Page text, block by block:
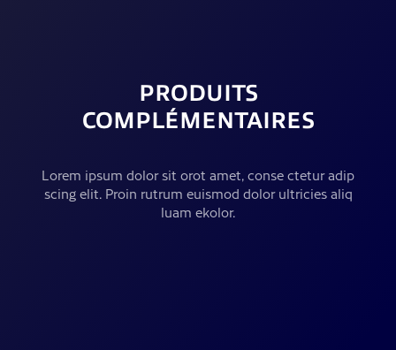
PRODUITS
COMPLÉMENTAIRES
Lorem ipsum dolor sit orot amet, conse ctetur adip
scing elit. Proin rutrum euismod dolor ultricies aliq
luam ekolor.